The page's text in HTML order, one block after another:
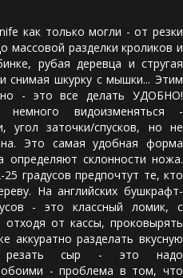
как только могли - от резки
разделки кроликов и
рубая деревца и стругая
снимая шкурку с мышки... Этим
- это все делать УДОБНО!
видоизменяться -
угол заточки/спусков, но не
Это самая удобная форма
определяют склонности ножа.
25 градусов предпочтут те, кто
На английских бушкрафт-
- это классный ломик, с
от кассы, проковырять
аккуратно разделать вкусную
резать сыр - это надо
обоими - проблема в том, что